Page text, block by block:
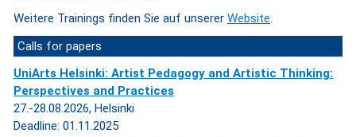
Weitere Trainings finden Sie auf unserer Website.
Calls for papers
UniArts Helsinki: Artist Pedagogy and Artistic Thinking:
Perspectives and Practices
27.-28.08.2026, Helsinki
Deadline: 01.11.2025